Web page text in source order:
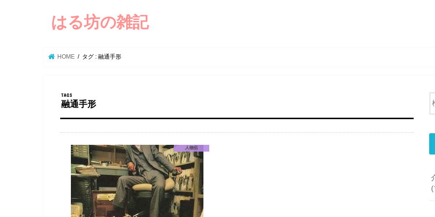
はる坊の雑記
HOME タグ : 融通手形
融通手形
人物伝